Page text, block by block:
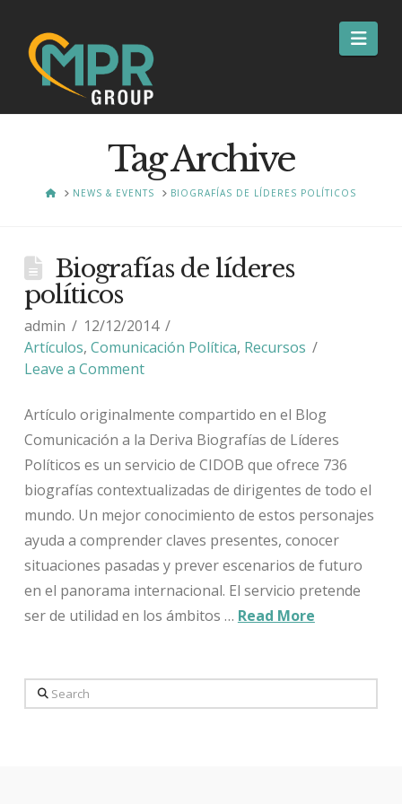
Tag Archive
HOMENEWS & EVENTS BIOGRAFÍAS DE LÍDERES POLÍTICOS
Biografías de líderes
políticos
admin
12/12/2014
Artículos, Comunicación Política, Recursos
Leave a Comment
Artículo originalmente compartido en el Blog
Comunicación a la Deriva Biografías de Líderes
Políticos es un servicio de CIDOB que ofrece 736
biografías contextualizadas de dirigentes de todo el
mundo. Un mejor conocimiento de estos personajes
ayuda a comprender claves presentes, conocer
situaciones pasadas y prever escenarios de futuro
en el panorama internacional. El servicio pretende
ser de utilidad en los ámbitos … Read More
Search